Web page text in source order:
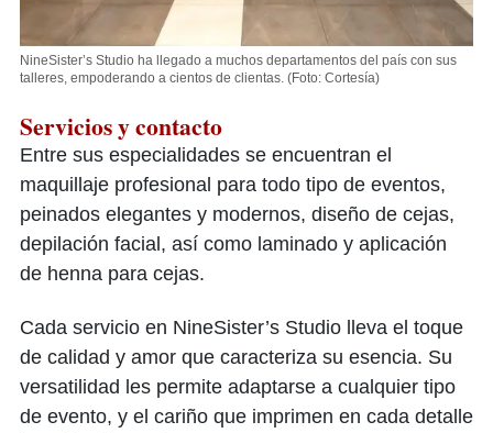
NineSister’s Studio ha llegado a muchos departamentos del país con sus
talleres, empoderando a cientos de clientas. (Foto: Cortesía)
Servicios y contacto
Entre sus especialidades se encuentran el
maquillaje profesional para todo tipo de eventos,
peinados elegantes y modernos, diseño de cejas,
depilación facial, así como laminado y aplicación
de henna para cejas.
Cada servicio en NineSister’s Studio lleva el toque
de calidad y amor que caracteriza su esencia. Su
versatilidad les permite adaptarse a cualquier tipo
de evento, y el cariño que imprimen en cada detalle